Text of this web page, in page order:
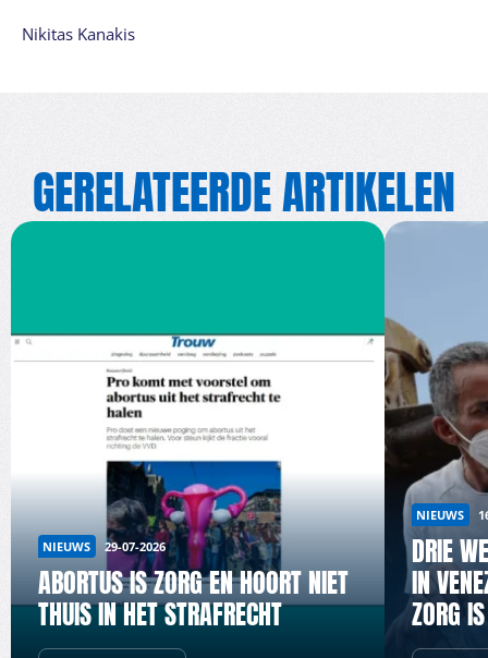
Nikitas Kanakis
GERELATEERDE ARTIKELEN
NIEUWS 29-07-2026
ABORTUS IS ZORG EN HOORT NIET
THUIS IN HET STRAFRECHT
NIEUWS
DRIE
IN
ZORG